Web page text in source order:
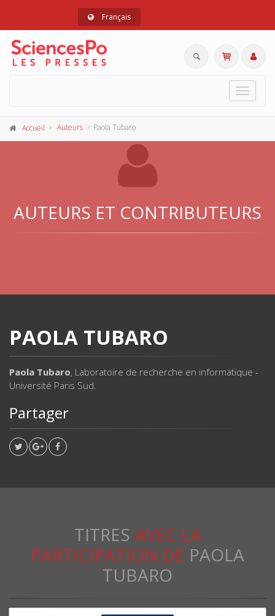
Français
Toggle
Accueil Auteurs Paola Tubaro
AUTEURS ET CONTRIBUTEURS
PAOLA TUBARO
Paola Tubaro, Laboratoire de recherche en informatique -
Université Paris Sud.
Partager
TITRES AVEC LA
PARTICIPATION DE PAOLA
TUBARO